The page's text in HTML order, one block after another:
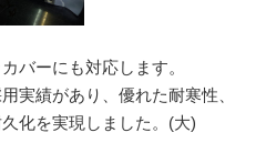
バーにも対応します。
実績があり、優れた耐寒性、
化を実現しました。(大)